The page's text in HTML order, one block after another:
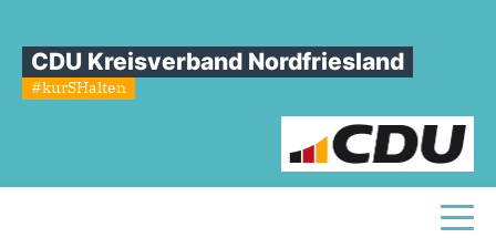
CDU Kreisverband Nordfriesland
#kurSHalten
Sie sind hier
erarbeiten!
TOP23:
Fl.Förde